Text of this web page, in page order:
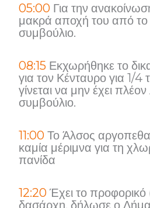
05:00 Για την
μακρά αποχή του από το
συμβούλιο.
08:15 Εκχωρήθηκε το
για τον Κένταυρο για 1/4
γίνεται να μην έχει
συμβούλιο.
11:00 Το Άλσος
καμία μέριμνα για τη
πανίδα
12:20 Έχει το
δασάρχη, δήλωσε ο